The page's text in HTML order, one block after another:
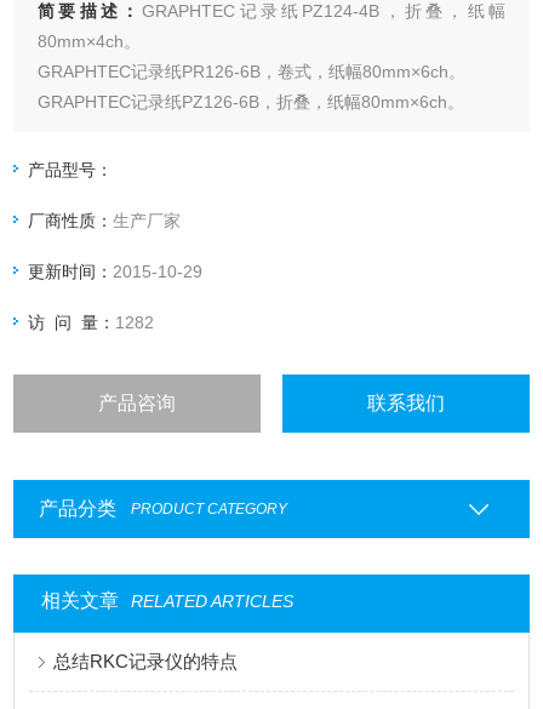
简要描述：GRAPHTEC记录纸PZ124-4B，折叠，纸幅
80mm×4ch。
GRAPHTEC记录纸PR126-6B，卷式，纸幅80mm×6ch。
GRAPHTEC记录纸PZ126-6B，折叠，纸幅80mm×6ch。
产品型号：
厂商性质：生产厂家
更新时间： 2015-10-29
访 问 量： 1282
产品咨询 联系我们
产品分类 PRODUCT CATEGORY
相关文章 RELATED ARTICLES
总结RKC记录仪的特点